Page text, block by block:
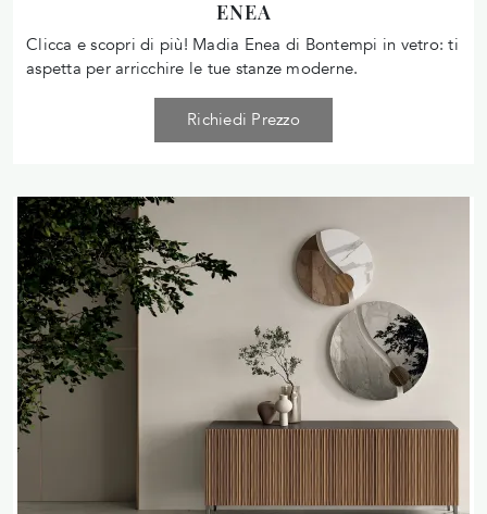
ENEA
Clicca e scopri di più! Madia Enea di Bontempi in vetro: ti
aspetta per arricchire le tue stanze moderne.
Richiedi Prezzo